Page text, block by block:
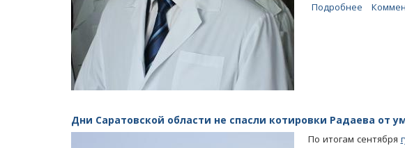
Подробнее
срыва
Дни Саратовской области не спасли котировки Радаева от
По итогам сентября